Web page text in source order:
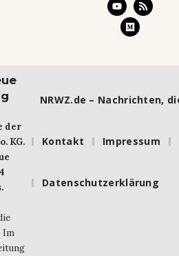
der
KG.
Im
NRWZ.de – Nachrichten,
Kontakt Impressum
Datenschutzerklärung